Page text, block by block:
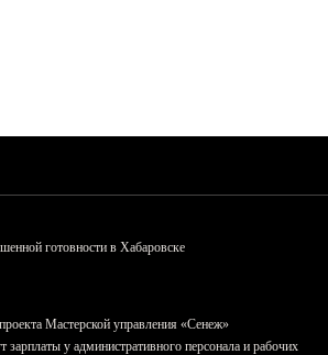
готовности в Хабаровске
Мастерской управления «Сенеж»
зарплаты у административного персонала и рабочих